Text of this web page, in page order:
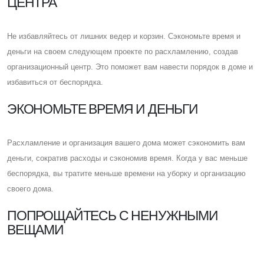
Не избавляйтесь от лишних ведер и корзин. Cэкономьте время и
деньги на своем следующем проекте по расхламлению, создав
организационный центр. Это поможет вам навести порядок в доме и
избавиться от беспорядка.
ЭКОНОМЬТЕ ВРЕМЯ И ДЕНЬГИ
Расхламление и организация вашего дома может сэкономить вам
деньги, сократив расходы и сэкономив время. Когда у вас меньше
беспорядка, вы тратите меньше времени на уборку и организацию
своего дома.
ПОПРОЩАЙТЕСЬ С НЕНУЖНЫМИ
ВЕЩАМИ